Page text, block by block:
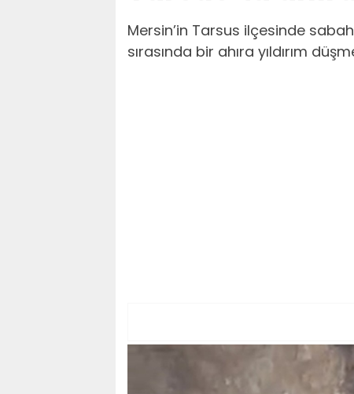
Mersin’in Tarsus ilçesinde
sırasında bir ahıra yıldırım